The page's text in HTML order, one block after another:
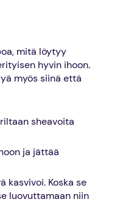
mitä löytyy
hyvin ihoon.
myös siinä että
sheavoita
ja jättää
kasvivoi. Koska se
luovuttamaan niin